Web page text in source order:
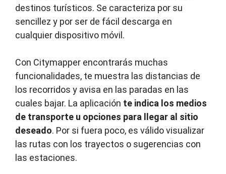
destinos turísticos. Se caracteriza por su
sencillez y por ser de fácil descarga en
cualquier dispositivo móvil.
Con Citymapper encontrarás muchas
funcionalidades, te muestra las distancias de
los recorridos y avisa en las paradas en las
cuales bajar. La aplicación te indica los medios
de transporte u opciones para llegar al sitio
deseado. Por si fuera poco, es válido visualizar
las rutas con los trayectos o sugerencias con
las estaciones.